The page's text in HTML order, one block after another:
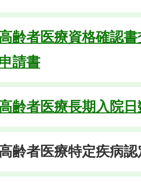
齢者医療資格確認
請書
齢者医療長期入院
齢者医療特定疾病